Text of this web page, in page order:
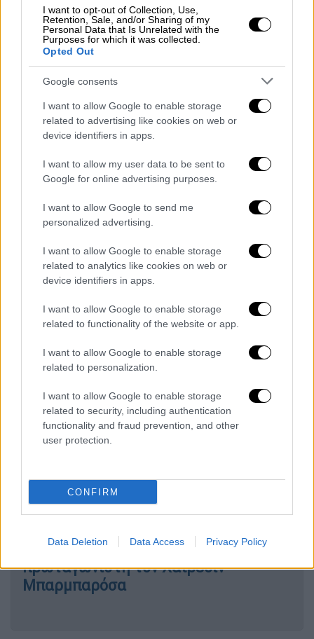
I want to opt-out of Collection, Use,
Retention, Sale, and/or Sharing of my
Personal Data that Is Unrelated with the
Purposes for which it was collected.
Opted Out
Google consents
I want to allow Google to enable storage
related to advertising like cookies on web or
device identifiers in apps.
I want to allow my user data to be sent to
Google for online advertising purposes.
I want to allow Google to send me
personalized advertising.
I want to allow Google to enable storage
related to analytics like cookies on web or
device identifiers in apps.
I want to allow Google to enable storage
related to functionality of the website or app.
I want to allow Google to enable storage
related to personalization.
I want to allow Google to enable storage
related to security, including authentication
functionality and fraud prevention, and other
user protection.
CONFIRM
Data Deletion Data Access Privacy Policy
Μετά την ανακοίνωσητου θανάτου του
Νάσερ, η Αίγυπτος και ο αραβικός κόσμος
ολόκληρος σοκαρίστηκε. Έπειτα από
πάνδημο λαϊκό προσκύνημα, εκατομμύρια
ολοφυρόμενων Αιγυπτίων κατέκλυσαν την
πλατεία Ραμσή, την 1η Οκτωβρίου 1970, και
συνόδευσαν τη σορό του μεγάλου ηγέτη σε
μια ανεπανάληπτη στην παγκόσμια ιστορία
νεκρική πομπή. Την κηδεία του Νάσερ, στο
Κάιρο, την παρακολούθησαν από κοντά
τουλάχιστον πέντε εκατομμύρια άνθρωποι
Ήταν τέτοια η υστερία του πλήθους που
κατά τη διάρκεια της πομπής πέθαναν, είτε
από καρδιακή προσβολή είτε επειδή
ποδοπατήθηκαν από αλλόφρονες
συμπολίτες τους, 48 Αιγύπτιοι!
ΔΙΑΒΑΣΤΕ ΕΠΙΣΗΣ
Σαν Σήμερα|28.09.2023 00:00
Κώστας Κεντέρης: 23 χρόνια μετά το
Σίδνεϊ παραμένει πρώτος – Τα
Σαν Σήμερα|28.09.2024 00:00
στόλος – Ναυμαχία στο Άκτιο με
πρωταγωνιστή τον Χαϊρεδίν
Μπαρμπαρόσα